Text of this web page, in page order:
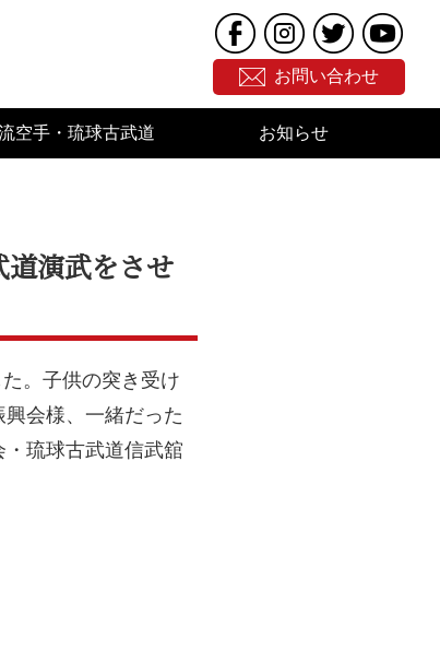
お問い合わせ
流空手・琉球古武道 お知らせ
演武をさせ
。子供の突き受け
会様、一緒だった
琉球古武道信武舘